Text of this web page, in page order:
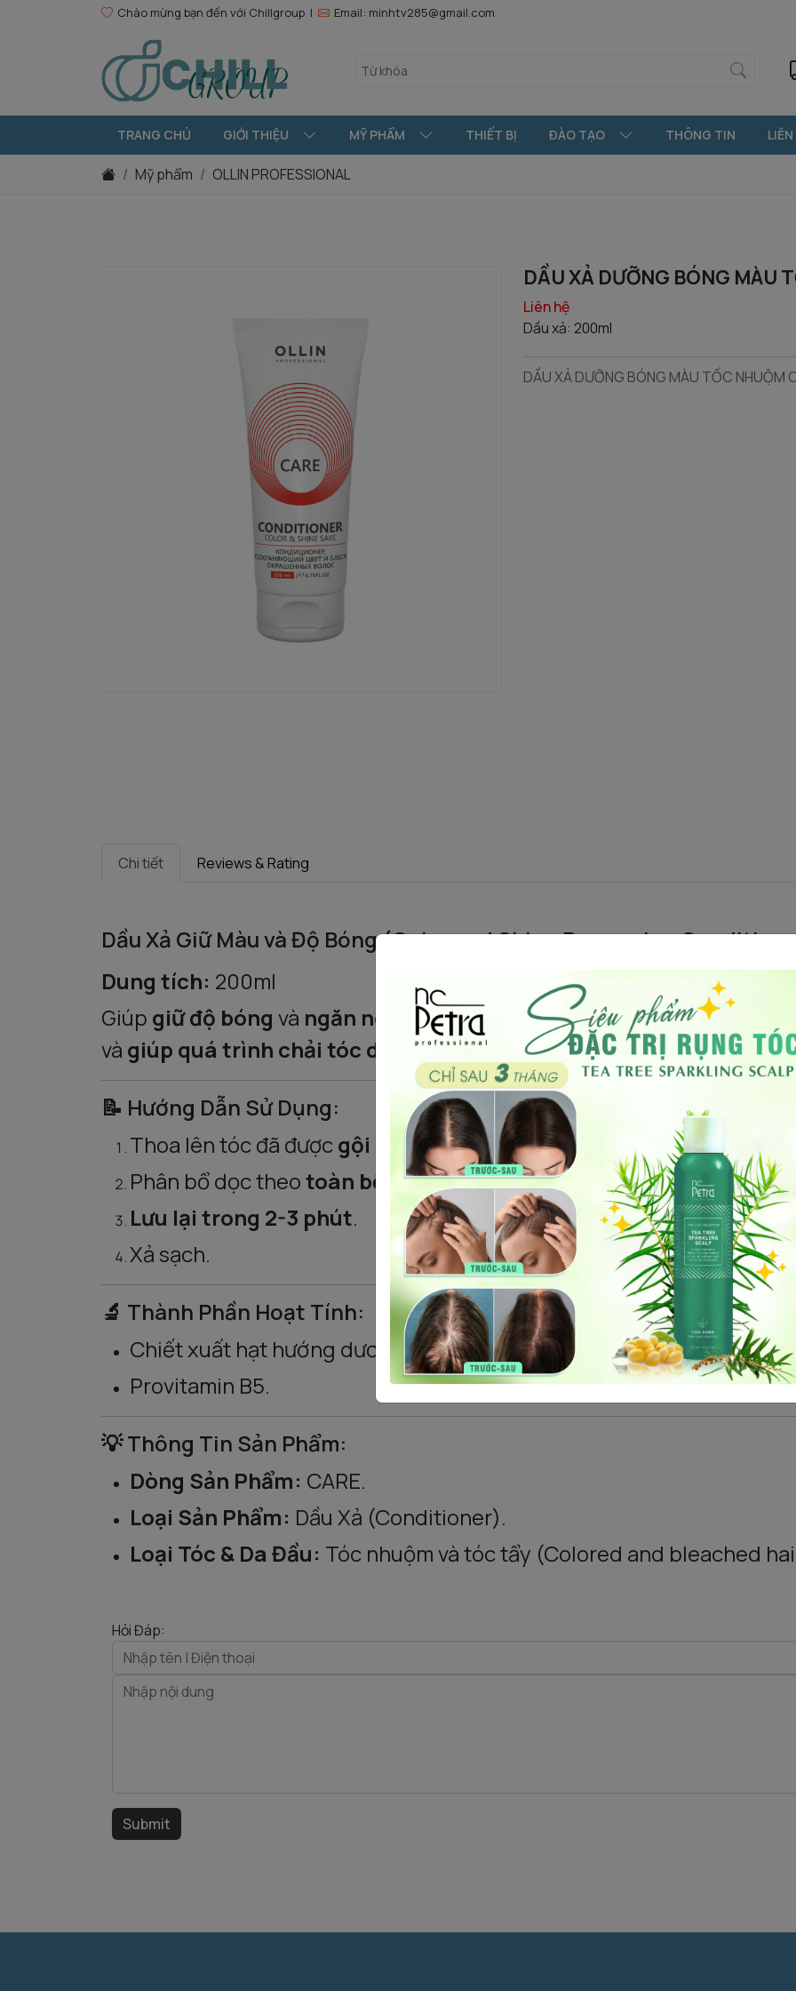
Chào mừng bạn đến với Chillgroup | Email: minhtv285@gmail.com
TRANG CHỦ GIỚI THIỆU MỸ PHẨM THIẾT BỊ ĐÀO TẠO THÔNG TIN
Mỹ phẩm OLLIN PROFESSIONAL
DẦU XẢ DƯỠNG BÓNG MÀU
Liên hệ
Dầu xả: 200ml
DẦU XẢ DƯỠNG BÓNG MÀU TỐC NHUỘM
Chi tiết Reviews & Rating
Dầu Xả Giữ Màu và Độ Bóng (Color and Shine Preserving
Dung tích: 200ml
Giúp giữ độ bóng và ngăn ngừa phai màu
của tóc nhuộm. Có tác
và giúp quá trình chải tóc dễ dànghơn.
📝 Hướng Dẫn Sử Dụng:
Thoa lên tóc đã được gội sạch bằng dầu gội.
Phân bổ dọc theotoàn bộ chiều dài.
Lưu lại trong 2-3 phút.
Xả sạch.
🔬 Thành Phần Hoạt Tính:
Chiết xuất hạt hướng dương (sunflower seed extract).
Provitamin B5.
💡 Thông Tin Sản Phẩm:
Dòng Sản Phẩm: CARE.
Loại Sản Phẩm: Dầu Xả (Conditioner).
Loại Tóc & Da Đầu: Tóc nhuộm và tóc tẩy (Colored and bleached
Hỏi Đáp: